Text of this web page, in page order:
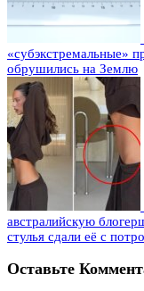
«субэкстремальные»
обрушились на Землю
австралийскую
стулья сдали её с
Оставьте